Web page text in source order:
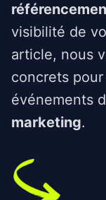
visibilité de
article, nous
concrets
événements
marketing.